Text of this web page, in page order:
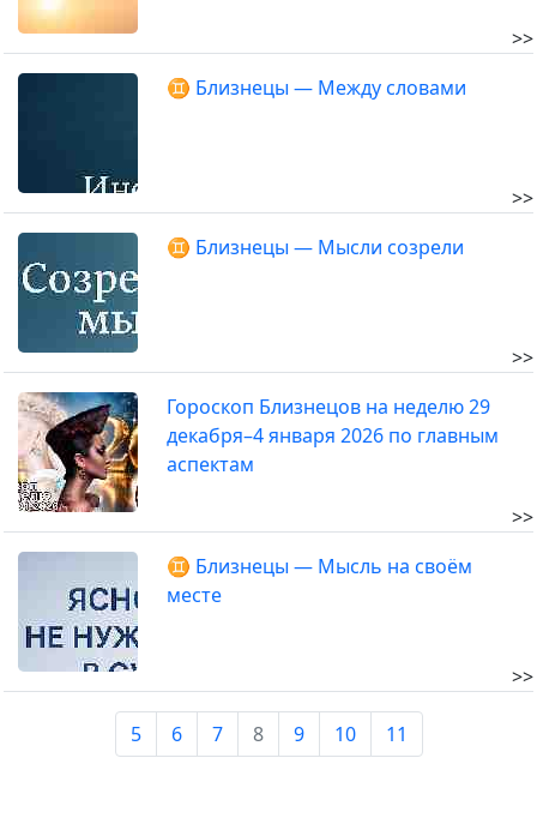
>>
♊ Близнецы — Между словами
>>
♊ Близнецы — Мысли созрели
>>
Гороскоп Близнецов на неделю 29
декабря–4 января 2026 по главным
аспектам
>>
♊ Близнецы — Мысль на своём
месте
>>
5 6 7 8 9 10 11